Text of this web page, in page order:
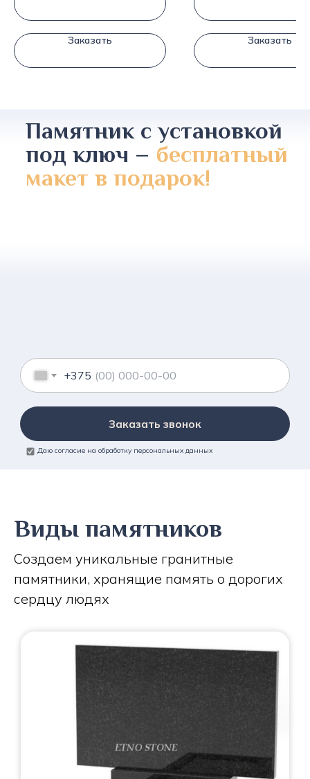
Заказать Заказать
Памятник с установкой
под ключ – бесплатный
макет в подарок!
+375
Заказать звонок
Даю согласие на обработку персональных данных
Виды памятников
Создаем уникальные гранитные
памятники, хранящие память о дорогих
сердцу людях